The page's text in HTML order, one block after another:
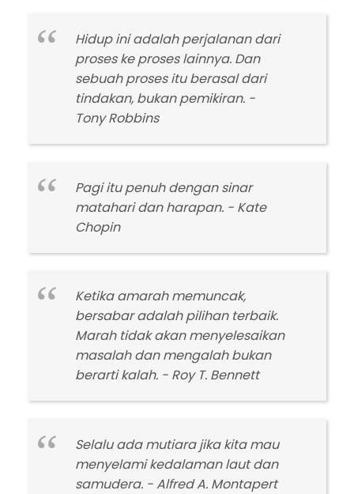
Hidup ini adalah perjalanan dari
proses ke proses lainnya. Dan
sebuah proses itu berasal dari
tindakan, bukan pemikiran. -
Tony Robbins
Pagi itu penuh dengan sinar
matahari dan harapan. - Kate
Chopin
Ketika amarah memuncak,
bersabar adalah pilihan terbaik.
Marah tidak akan menyelesaikan
masalah dan mengalah bukan
berarti kalah. - Roy T. Bennett
Selalu ada mutiara jika kita mau
menyelami kedalaman laut dan
samudera. - Alfred A. Montapert